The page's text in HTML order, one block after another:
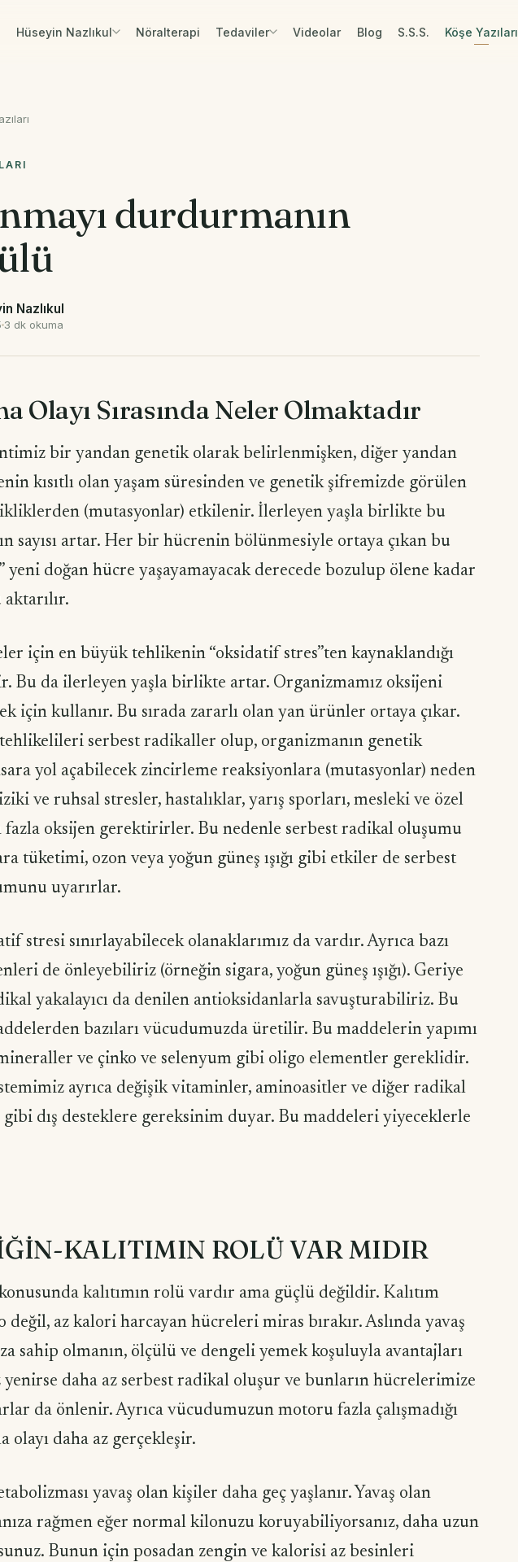
Hüseyin Nazlıkul Nöralterapi Tedaviler Videolar Blog S.S.S. Köşe Yazıları
durdurmanın
Nazlıkul
3 dk okuma
Olayı Sırasında Neler Olmaktadır
bir yandan genetik olarak belirlenmişken, diğer yandan
kısıtlı olan yaşam süresinden ve genetik şifremizde görülen
(mutasyonlar) etkilenir. İlerleyen yaşla birlikte bu
sayısı artar. Her bir hücrenin bölünmesiyle ortaya çıkan bu
yeni doğan hücre yaşayamayacak derecede bozulup ölene kadar
için en büyük tehlikenin “oksidatif stres”ten kaynaklandığı
Bu da ilerleyen yaşla birlikte artar. Organizmamız oksijeni
için kullanır. Bu sırada zararlı olan yan ürünler ortaya çıkar.
serbest radikaller olup, organizmanın genetik
yol açabilecek zincirleme reaksiyonlara (mutasyonlar) neden
ve ruhsal stresler, hastalıklar, yarış sporları, mesleki ve özel
fazla oksijen gerektirirler. Bu nedenle serbest radikal oluşumu
tüketimi, ozon veya yoğun güneş ışığı gibi etkiler de serbest
uyarırlar.
stresi sınırlayabilecek olanaklarımız da vardır. Ayrıca bazı
de önleyebiliriz (örneğin sigara, yoğun güneş ışığı). Geriye
yakalayıcı da denilen antioksidanlarla savuşturabiliriz. Bu
bazıları vücudumuzda üretilir. Bu maddelerin yapımı
ve çinko ve selenyum gibi oligo elementler gereklidir.
ayrıca değişik vitaminler, aminoasitler ve diğer radikal
gibi dış desteklere gereksinim duyar. Bu maddeleri yiyeceklerle
KALITIMIN ROLÜ VAR MIDIR
kalıtımın rolü vardır ama güçlü değildir. Kalıtım
değil, az kalori harcayan hücreleri miras bırakır. Aslında yavaş
sahip olmanın, ölçülü ve dengeli yemek koşuluyla avantajları
yenirse daha az serbest radikal oluşur ve bunların hücrelerimize
da önlenir. Ayrıca vücudumuzun motoru fazla çalışmadığı
olayı daha az gerçekleşir.
yavaş olan kişiler daha geç yaşlanır. Yavaş olan
rağmen eğer normal kilonuzu koruyabiliyorsanız, daha uzun
Bunun için posadan zengin ve kalorisi az besinleri